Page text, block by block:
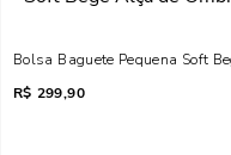
Bolsa Baguete Pequena Soft
R$ 299,90